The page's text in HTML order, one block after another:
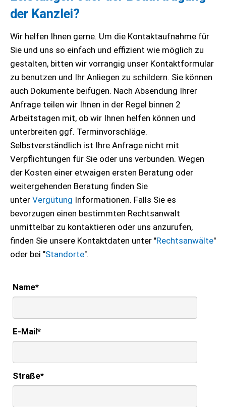
der Kanzlei?
Wir helfen Ihnen gerne. Um die Kontaktaufnahme für
Sie und uns so einfach und effizient wie möglich zu
gestalten, bitten wir vorrangig unser Kontaktformular
zu benutzen und Ihr Anliegen zu schildern. Sie können
auch Dokumente beifügen. Nach Absendung Ihrer
Anfrage teilen wir Ihnen in der Regel binnen 2
Arbeitstagen mit, ob wir Ihnen helfen können und
unterbreiten ggf. Terminvorschläge.
Selbstverständlich ist Ihre Anfrage nicht mit
Verpflichtungen für Sie oder uns verbunden. Wegen
der Kosten einer etwaigen ersten Beratung oder
weitergehenden Beratung finden Sie
unter Vergütung Informationen. Falls Sie es
bevorzugen einen bestimmten Rechtsanwalt
unmittelbar zu kontaktieren oder uns anzurufen,
finden Sie unsere Kontaktdaten unter "Rechtsanwälte"
oder bei "Standorte".
Name*
E-Mail*
Straße*